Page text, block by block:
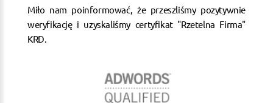
Miło nam poinformować, że przeszliśmy pozytywnie
weryfikację i uzyskaliśmy certyfikat "Rzetelna Firma"
KRD.